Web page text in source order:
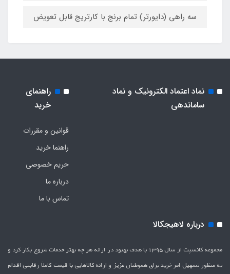
سه راهی (دایورتر) تمام برنج با کارتریج قابل تعویض
نماد اعتماد الکترونیک و نماد
ساماندهی
راهنمای
خرید
قوانین و مقررات
راهنما خرید
حریم خصوصی
درباره ما
تماس با ما
درباره لاهیجکالا
مجموعه کانسپت از سال 1395 با هدف بهبود در ارائه هر چه بهتر خدمات شروع بکار کرد و
به منظور تسهیل امر خرید برای هموطنان عزیز و ارائه کالاهایی با قیمت کاملاَ رقابتی اقدام